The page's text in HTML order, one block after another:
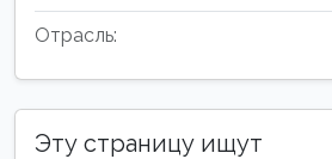
Отрасль:
Эту страницу ищут